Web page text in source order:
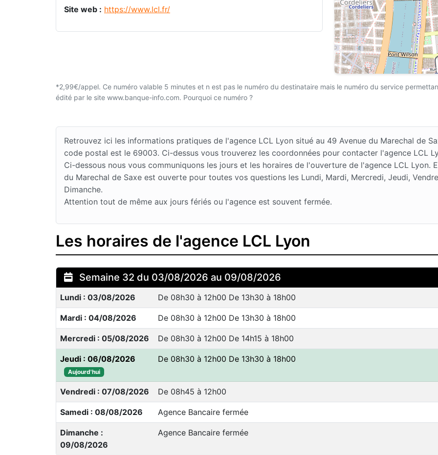
Site web : https://www.lcl.fr/
*2,99€/appel. Ce numéro valable 5 minutes et n est pas le numéro du destinataire mais le numéro du service
édité par le site www.banque-info.com. Pourquoi ce numéro ?
Retrouvez ici les informations pratiques de l'agence LCL Lyon situé au 49 Avenue du Marechal de
code postal est le 69003. Ci-dessus vous trouverez les coordonnées pour contacter l'agence LCL
Ci-dessous nous vous communiquons les jours et les horaires de l'ouverture de l'agence LCL Lyon.
du Marechal de Saxe est ouverte pour toutes vos questions les Lundi, Mardi, Mercredi, Jeudi,
Dimanche.
Attention tout de même aux jours fériés ou l'agence est souvent fermée.
Les horaires de l'agence LCL Lyon
Semaine 32 du 03/08/2026 au 09/08/2026
Lundi : 03/08/2026 De 08h30 à 12h00 De 13h30 à 18h00
Mardi : 04/08/2026 De 08h30 à 12h00 De 13h30 à 18h00
Mercredi : 05/08/2026 De 08h30 à 12h00 De 14h15 à 18h00
Jeudi : 06/08/2026
Aujourd'hui
De 08h30 à 12h00 De 13h30 à 18h00
Vendredi : 07/08/2026 De 08h45 à 12h00
Samedi : 08/08/2026 Agence Bancaire fermée
Dimanche :
09/08/2026
Agence Bancaire fermée